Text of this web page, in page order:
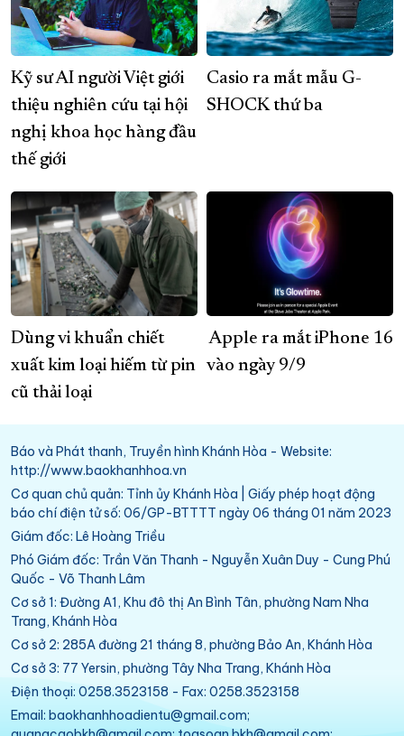
Kỹ sư AI người Việt giới
thiệu nghiên cứu tại hội
nghị khoa học hàng đầu
thế giới
Casio ra mắt mẫu G-
SHOCK thứ ba
Dùng vi khuẩn chiết
xuất kim loại hiếm từ pin
cũ thải loại
Apple ra mắt iPhone 16
vào ngày 9/9
Báo và Phát thanh, Truyền hình Khánh Hòa - Website:
http://www.baokhanhhoa.vn
Cơ quan chủ quản: Tỉnh ủy Khánh Hòa | Giấy phép hoạt động
báo chí điện tử số: 06/GP-BTTTT ngày 06 tháng 01 năm 2023
Giám đốc: Lê Hoàng Triều
Phó Giám đốc: Trần Văn Thanh - Nguyễn Xuân Duy - Cung Phú
Quốc - Võ Thanh Lâm
Cơ sở 1: Đường A1, Khu đô thị An Bình Tân, phường Nam Nha
Trang, Khánh Hòa
Cơ sở 2: 285A đường 21 tháng 8, phường Bảo An, Khánh Hòa
Cơ sở 3: 77 Yersin, phường Tây Nha Trang, Khánh Hòa
Điện thoại: 0258.3523158 - Fax: 0258.3523158
Email: baokhanhhoadientu@gmail.com;